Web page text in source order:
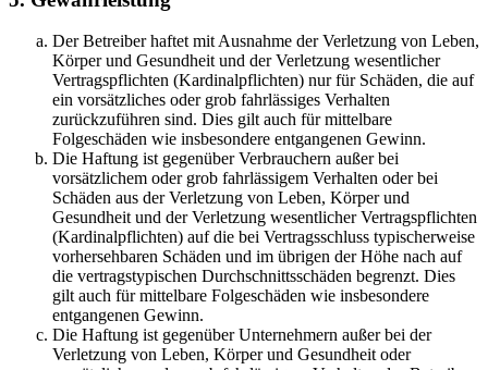
Der Betreiber haftet mit Ausnahme der Verletzung von Leben,
Körper und Gesundheit und der Verletzung wesentlicher
Vertragspflichten (Kardinalpflichten) nur für Schäden, die auf
ein vorsätzliches oder grob fahrlässiges Verhalten
zurückzuführen sind. Dies gilt auch für mittelbare
Folgeschäden wie insbesondere entgangenen Gewinn.
Die Haftung ist gegenüber Verbrauchern außer bei
vorsätzlichem oder grob fahrlässigem Verhalten oder bei
Schäden aus der Verletzung von Leben, Körper und
Gesundheit und der Verletzung wesentlicher Vertragspflichten
(Kardinalpflichten) auf die bei Vertragsschluss typischerweise
vorhersehbaren Schäden und im übrigen der Höhe nach auf
die vertragstypischen Durchschnittsschäden begrenzt. Dies
gilt auch für mittelbare Folgeschäden wie insbesondere
entgangenen Gewinn.
Die Haftung ist gegenüber Unternehmern außer bei der
Verletzung von Leben, Körper und Gesundheit oder